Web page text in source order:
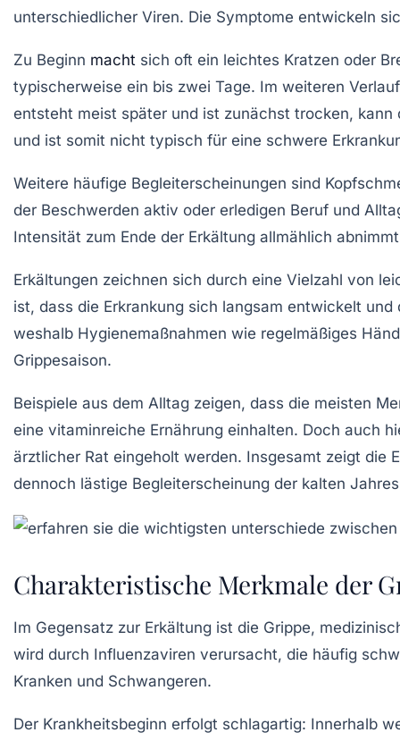
unterschiedlicher Viren. Die Symptome entwickeln
Zu Beginn macht sich oft ein leichtes Kratzen oder
typischerweise ein bis zwei Tage. Im weiteren
entsteht meist später und ist zunächst trocken,
und ist somit nicht typisch für eine schwere
Weitere häufige Begleiterscheinungen sind
der Beschwerden aktiv oder erledigen Beruf und
Intensität zum Ende der Erkältung allmählich
Erkältungen zeichnen sich durch eine Vielzahl von
ist, dass die Erkrankung sich langsam entwickelt
weshalb Hygienemaßnahmen wie regelmäßiges
Grippesaison.
Beispiele aus dem Alltag zeigen, dass die meisten
eine vitaminreiche Ernährung einhalten. Doch auch
ärztlicher Rat eingeholt werden. Insgesamt zeigt die
dennoch lästige Begleiterscheinung der kalten
Charakteristische Merkmale der
Im Gegensatz zur Erkältung ist die Grippe,
wird durch Influenzaviren verursacht, die häufig
Kranken und Schwangeren.
Der Krankheitsbeginn erfolgt schlagartig: Innerhalb